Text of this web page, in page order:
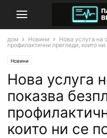
дом Новини
Нова услуга на
профилактични прегледи, които
Новини
Нова услуга
показва
които ни се